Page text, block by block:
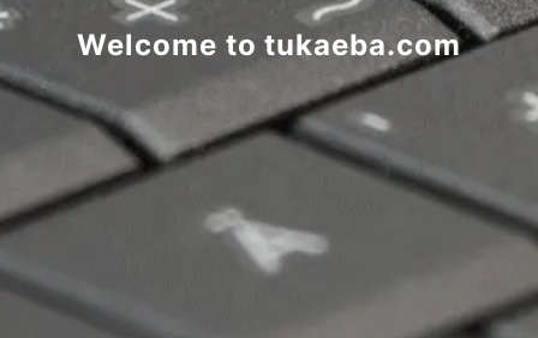
Welcome to tukaeba.com